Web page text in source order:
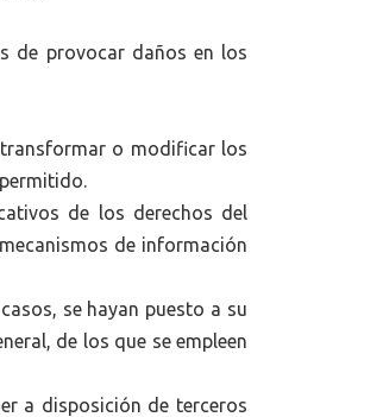
de provocar daños en los
o modificar los
de los derechos del
de información
se hayan puesto a su
de los que se empleen
a disposición de terceros